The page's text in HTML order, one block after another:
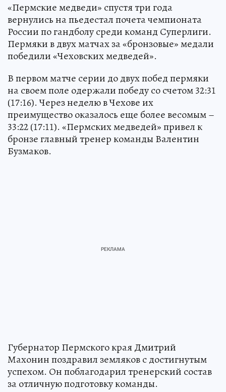
«Пермские медведи» спустя три года
вернулись на пьедестал почета чемпионата
России по гандболу среди команд Суперлиги.
Пермяки в двух матчах за «бронзовые» медали
победили «Чеховских медведей».
В первом матче серии до двух побед пермяки
на своем поле одержали победу со счетом 32:31
(17:16). Через неделю в Чехове их
преимущество оказалось еще более весомым –
33:22 (17:11). «Пермских медведей» привел к
бронзе главный тренер команды Валентин
Бузмаков.
Губернатор Пермского края Дмитрий
Махонин поздравил земляков с достигнутым
успехом. Он поблагодарил тренерский состав
за отличную подготовку команды.